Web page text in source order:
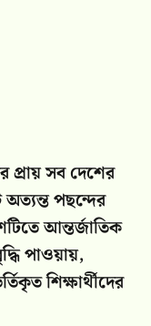
প্রায় সব দেশের
অত্যন্ত পছন্দের
আন্তর্জাতিক
পাওয়ায়,
শিক্ষার্থীদের